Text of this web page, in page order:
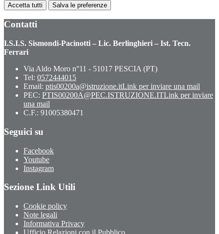
Accetta tutti Salva le preferenze
Contatti
I.S.I.S. Sismondi-Pacinotti – Lic. Berlinghieri – Ist. Tecn.
Ferrari
Via Aldo Moro n°11 - 51017 PESCIA (PT)
Tel: 0572444015
Email: ptis00200a@istruzione.itLink per inviare una mail
PEC: PTIS00200A@PEC.ISTRUZIONE.ITLink per inviare
una mail
C.F.: 91005380471
Seguici su
Facebook
Youtube
Instagram
Sezione Link Utili
Cookie policy
Note legali
Informativa Privacy
Ufficio Relazioni con il Pubblico